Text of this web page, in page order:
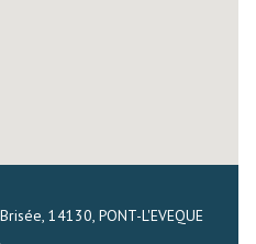
14130, PONT-L'EVEQUE